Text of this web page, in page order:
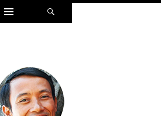
Widgets